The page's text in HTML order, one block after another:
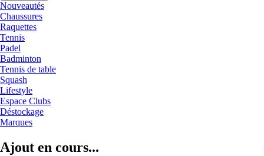
Nouveautés
Chaussures
Raquettes
Tennis
Padel
Badminton
Tennis de table
Squash
Lifestyle
Espace Clubs
Déstockage
Marques
Ajout en cours...